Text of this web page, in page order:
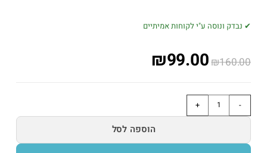
✔ נבדק ונוסה ע"י לקוחות אמיתיים
₪160.00
₪99.00
-
+
הוספה לסל